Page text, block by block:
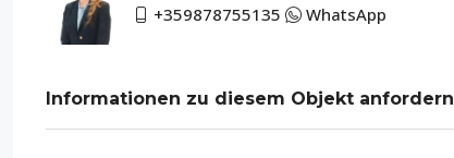
+359878755135
WhatsApp
Informationen zu diesem Objekt anfordern